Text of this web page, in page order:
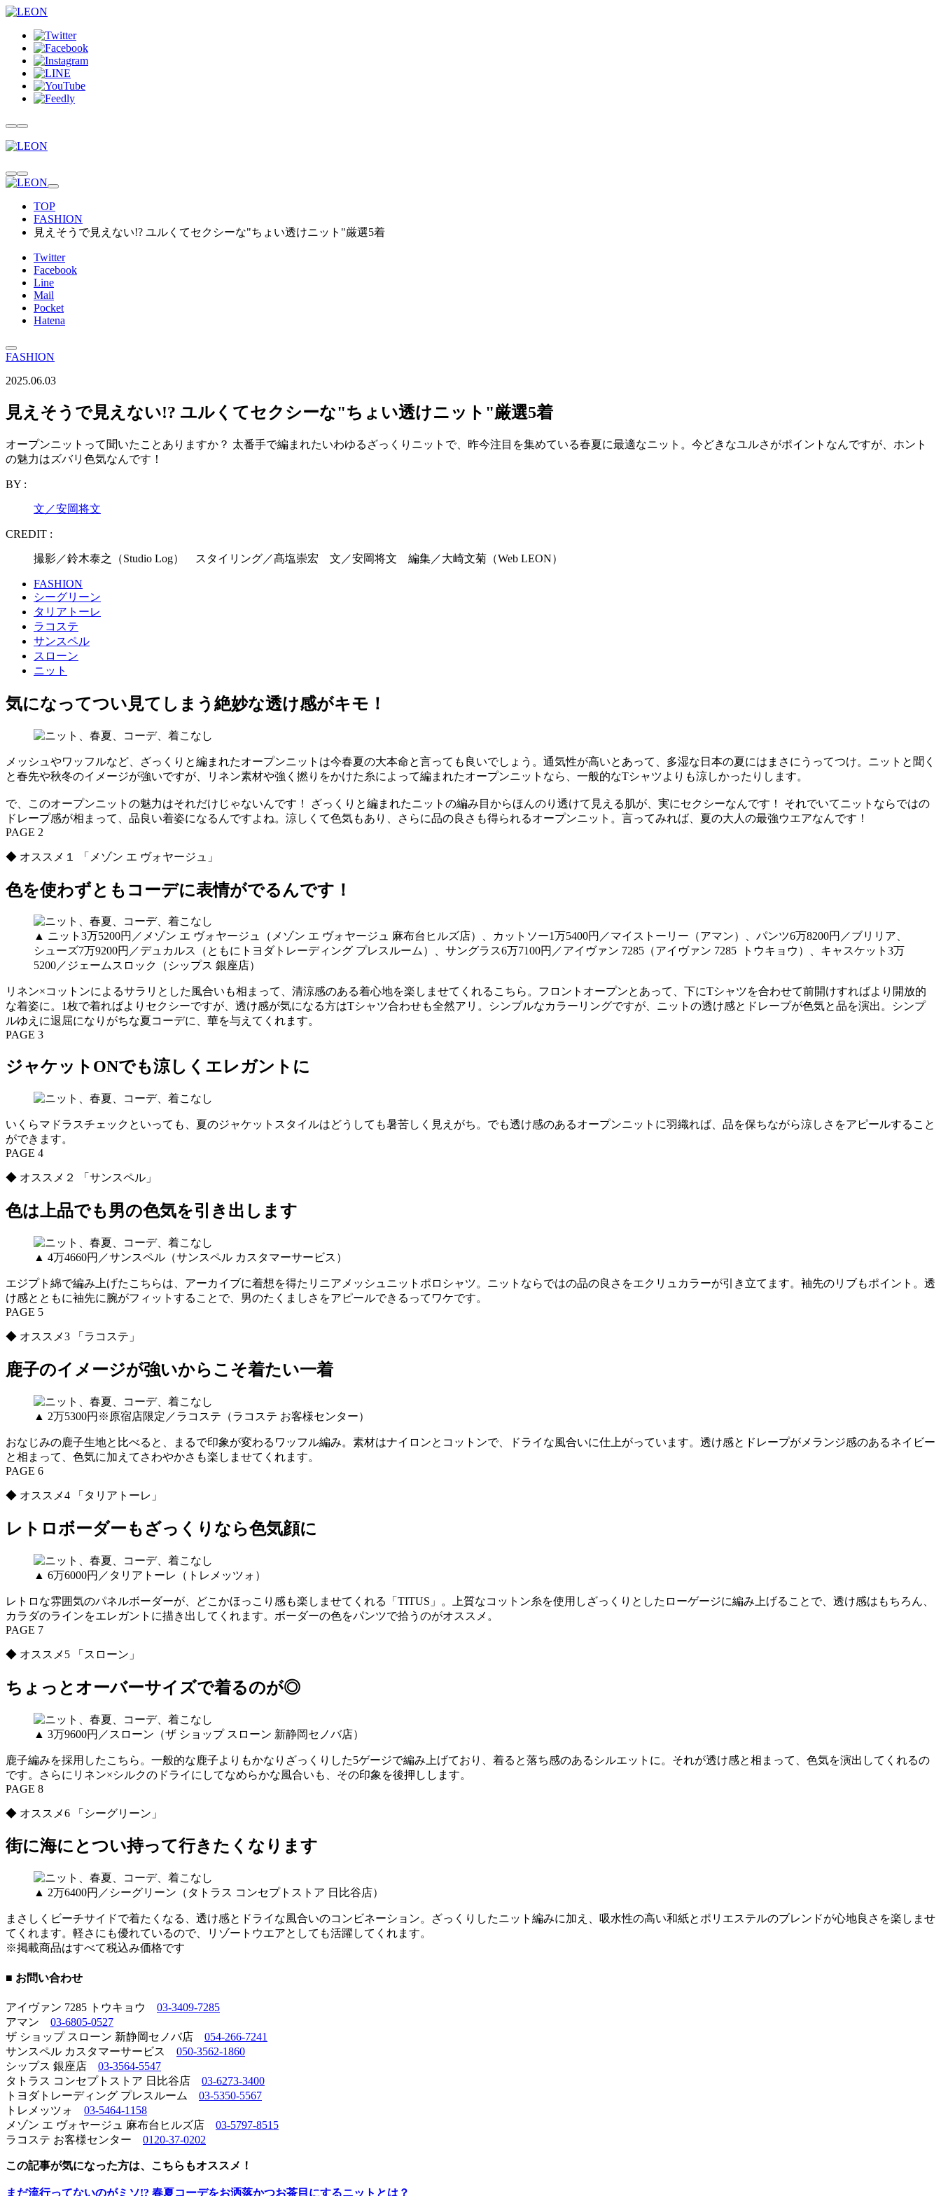
TOP
FASHION
見えそうで見えない!? ユルくてセクシーな"ちょい透けニット"厳選5着
Twitter
Facebook
Line
Mail
Pocket
Hatena
FASHION
2025.06.03
見えそうで見えない!? ユルくてセクシーな"ちょい透けニット"厳選5着
オープンニットって聞いたことありますか？ 太番手で編まれたいわゆるざっくりニットで、昨今注目を集めている春夏に最適なニット。今どきなユルさがポイントなんですが、ホント
の魅力はズバリ色気なんです！
BY :
文／安岡将文
CREDIT :
撮影／鈴木泰之（Studio Log） スタイリング／髙塩崇宏 文／安岡将文 編集／大崎文菊（Web LEON）
FASHION
シーグリーン
タリアトーレ
ラコステ
サンスペル
スローン
ニット
気になってつい見てしまう絶妙な透け感がキモ！
メッシュやワッフルなど、ざっくりと編まれたオープンニットは今春夏の大本命と言っても良いでしょう。通気性が高いとあって、多湿な日本の夏にはまさにうってつけ。ニットと聞く
と春先や秋冬のイメージが強いですが、リネン素材や強く撚りをかけた糸によって編まれたオープンニットなら、一般的なTシャツよりも涼しかったりします。
で、このオープンニットの魅力はそれだけじゃないんです！ ざっくりと編まれたニットの編み目からほんのり透けて見える肌が、実にセクシーなんです！ それでいてニットならではの
ドレープ感が相まって、品良い着姿になるんですよね。涼しくて色気もあり、さらに品の良さも得られるオープンニット。言ってみれば、夏の大人の最強ウエアなんです！
PAGE 2
◆ オススメ１ 「メゾン エ ヴォヤージュ」
色を使わずともコーデに表情がでるんです！
▲ ニット3万5200円／メゾン エ ヴォヤージュ（メゾン エ ヴォヤージュ 麻布台ヒルズ店）、カットソー1万5400円／マイストーリー（アマン）、パンツ6万8200円／ブリリア、
シューズ7万9200円／デュカルス（ともにトヨダトレーディング プレスルーム）、サングラス6万7100円／アイヴァン 7285（アイヴァン 7285 トウキョウ）、キャスケット3万
5200／ジェームスロック（シップス 銀座店）
リネン×コットンによるサラリとした風合いも相まって、清涼感のある着心地を楽しませてくれるこちら。フロントオープンとあって、下にTシャツを合わせて前開けすればより開放的
な着姿に。1枚で着ればよりセクシーですが、透け感が気になる方はTシャツ合わせも全然アリ。シンプルなカラーリングですが、ニットの透け感とドレープが色気と品を演出。シンプ
ルゆえに退屈になりがちな夏コーデに、華を与えてくれます。
PAGE 3
ジャケットONでも涼しくエレガントに
いくらマドラスチェックといっても、夏のジャケットスタイルはどうしても暑苦しく見えがち。でも透け感のあるオープンニットに羽織れば、品を保ちながら涼しさをアピールすること
ができます。
PAGE 4
◆ オススメ２ 「サンスペル」
色は上品でも男の色気を引き出します
▲ 4万4660円／サンスペル（サンスペル カスタマーサービス）
エジプト綿で編み上げたこちらは、アーカイブに着想を得たリニアメッシュニットポロシャツ。ニットならではの品の良さをエクリュカラーが引き立てます。袖先のリブもポイント。透
け感とともに袖先に腕がフィットすることで、男のたくましさをアピールできるってワケです。
PAGE 5
◆ オススメ3 「ラコステ」
鹿子のイメージが強いからこそ着たい一着
▲ 2万5300円※原宿店限定／ラコステ（ラコステ お客様センター）
おなじみの鹿子生地と比べると、まるで印象が変わるワッフル編み。素材はナイロンとコットンで、ドライな風合いに仕上がっています。透け感とドレープがメランジ感のあるネイビー
と相まって、色気に加えてさわやかさも楽しませてくれます。
PAGE 6
◆ オススメ4 「タリアトーレ」
レトロボーダーもざっくりなら色気顔に
▲ 6万6000円／タリアトーレ（トレメッツォ）
レトロな雰囲気のパネルボーダーが、どこかほっこり感も楽しませてくれる「TITUS」。上質なコットン糸を使用しざっくりとしたローゲージに編み上げることで、透け感はもちろん、
カラダのラインをエレガントに描き出してくれます。ボーダーの色をパンツで拾うのがオススメ。
PAGE 7
◆ オススメ5 「スローン」
ちょっとオーバーサイズで着るのが◎
▲ 3万9600円／スローン（ザ ショップ スローン 新静岡セノバ店）
鹿子編みを採用したこちら。一般的な鹿子よりもかなりざっくりした5ゲージで編み上げており、着ると落ち感のあるシルエットに。それが透け感と相まって、色気を演出してくれるの
です。さらにリネン×シルクのドライにしてなめらかな風合いも、その印象を後押しします。
PAGE 8
◆ オススメ6 「シーグリーン」
街に海にとつい持って行きたくなります
▲ 2万6400円／シーグリーン（タトラス コンセプトストア 日比谷店）
まさしくビーチサイドで着たくなる、透け感とドライな風合いのコンビネーション。ざっくりしたニット編みに加え、吸水性の高い和紙とポリエステルのブレンドが心地良さを楽しませ
てくれます。軽さにも優れているので、リゾートウエアとしても活躍してくれます。
※掲載商品はすべて税込み価格です
■ お問い合わせ
アイヴァン 7285 トウキョウ 03-3409-7285
アマン 03-6805-0527
ザ ショップ スローン 新静岡セノバ店 054-266-7241
サンスペル カスタマーサービス 050-3562-1860
シップス 銀座店 03-3564-5547
タトラス コンセプトストア 日比谷店 03-6273-3400
トヨダトレーディング プレスルーム 03-5350-5567
トレメッツォ 03-5464-1158
メゾン エ ヴォヤージュ 麻布台ヒルズ店 03-5797-8515
ラコステ お客様センター 0120-37-0202
この記事が気になった方は、こちらもオススメ！
まだ流行ってないのがミソ!? 春夏コーデをお洒落かつお茶目にするニットとは？